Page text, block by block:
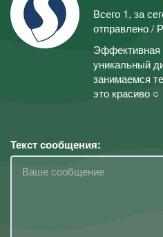
Всего 1, за
отправлено /
Эффективная
уникальный
занимаемся
это красиво ○
Текст сообщения: